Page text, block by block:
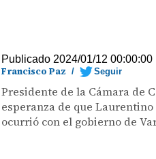
Publicado 2024/01/12 00:00:00
Francisco Paz / Seguir
Presidente de la Cámara de
esperanza de que
ocurrió con el gobierno de